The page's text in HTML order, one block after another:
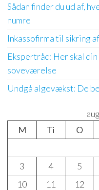
Sådan finder du ud af,
numre
Inkassofirma til sikring
Ekspertråd: Her skal
soveværelse
Undgå algevækst: De
M
Ti O
3
4 5
10
11 12